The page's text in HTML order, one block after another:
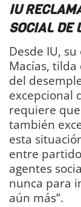
IU
SOCIAL DE
Desde IU,
Macías, tilda
del
excepcional
requiere
también
esta
entre
agentes
nunca para
aún más”.